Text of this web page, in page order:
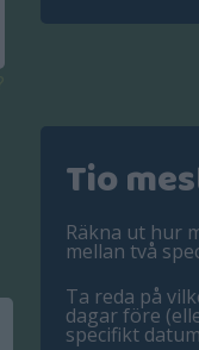
Tio
Räkna ut hur
mellan två
Ta reda på
dagar före
specifikt datum